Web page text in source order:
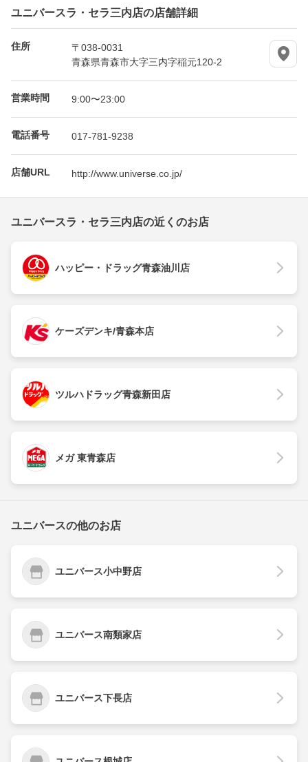
ユニバースラ・セラ三内店の店舗詳細
住所
〒038-0031
青森県青森市大字三内字稲元120-2
営業時間 9:00〜23:00
電話番号 017-781-9238
店舗URL http://www.universe.co.jp/
ユニバースラ・セラ三内店の近くのお店
ハッピー・ドラッグ青森油川店
ケーズデンキ/青森本店
ツルハドラッグ青森新田店
メガ 東青森店
ユニバースの他のお店
ユニバース小中野店
ユニバース南類家店
ユニバース下長店